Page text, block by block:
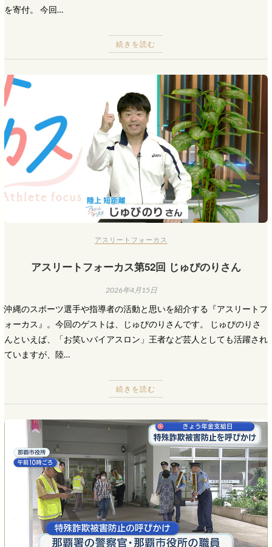
を寄付。 今回…
続きを読む
アスリートフォーカス
アスリートフォーカス第52回 じゅぴのりさん
2026年4月15日
沖縄のスポーツ選手や指導者の活動と思いを紹介する『アスリートフ
ォーカス』。今回のゲストは、じゅぴのりさんです。 じゅぴのりさ
んといえば、「お笑いバイアスロン」王者など芸人としても活躍され
ていますが、陸…
続きを読む